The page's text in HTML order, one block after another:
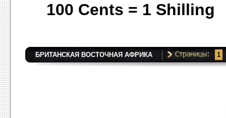
100 Cents = 1
БРИТАНСКАЯ ВОСТОЧНАЯ АФРИКА 1